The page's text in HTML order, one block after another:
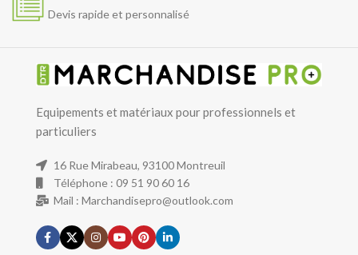
Devis rapide et personnalisé
Equipements et matériaux pour professionnels et
particuliers
16 Rue Mirabeau, 93100 Montreuil
Téléphone : 09 51 90 60 16
Mail : Marchandisepro@outlook.com